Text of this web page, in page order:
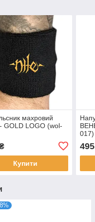
махровий
GOLD LOGO (wol-
Купити
017)
495